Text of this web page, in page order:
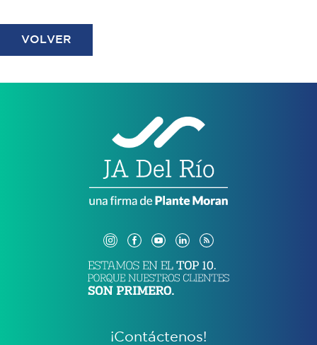
VOLVER
¡Contáctenos!